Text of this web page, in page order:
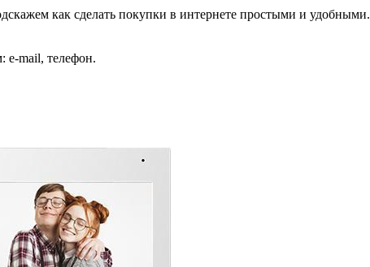
как сделать покупки в интернете простыми и удобными.
e-mail, телефон.